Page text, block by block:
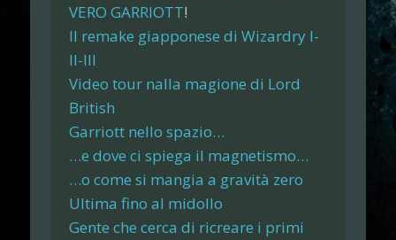
VERO GARRIOTT!
Il remake giapponese di Wizardry I-
II-III
Video tour nalla magione di Lord
British
Garriott nello spazio…
…e dove ci spiega il magnetismo…
…o come si mangia a gravità zero
Ultima fino al midollo
Gente che cerca di ricreare i primi